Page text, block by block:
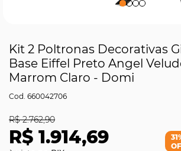
Kit 2 Poltronas Decorativas
Base Eiffel Preto Angel
Marrom Claro - Domi
660042706
R$ 1.914,69
R$ 2.762,90